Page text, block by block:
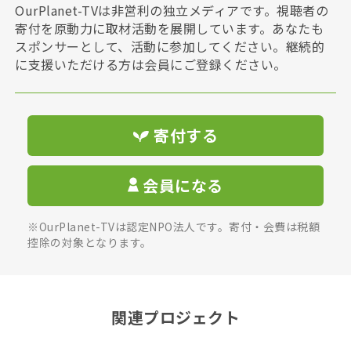
OurPlanet-TVは非営利の独立メディアです。視聴者の
寄付を原動力に取材活動を展開しています。あなたも
スポンサーとして、活動に参加してください。継続的
に支援いただける方は会員にご登録ください。
寄付する
会員になる
※OurPlanet-TVは認定NPO法人です。寄付・会費は税額
控除の対象となります。
関連プロジェクト